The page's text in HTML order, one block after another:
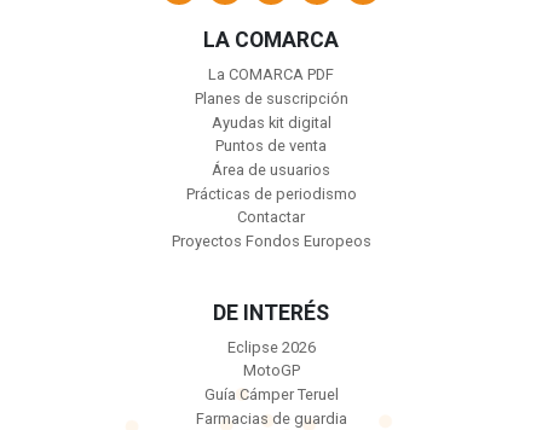
LA COMARCA
La COMARCA PDF
Planes de suscripción
Ayudas kit digital
Puntos de venta
Área de usuarios
Prácticas de periodismo
Contactar
Proyectos Fondos Europeos
DE INTERÉS
Eclipse 2026
MotoGP
Guía Cámper Teruel
Farmacias de guardia